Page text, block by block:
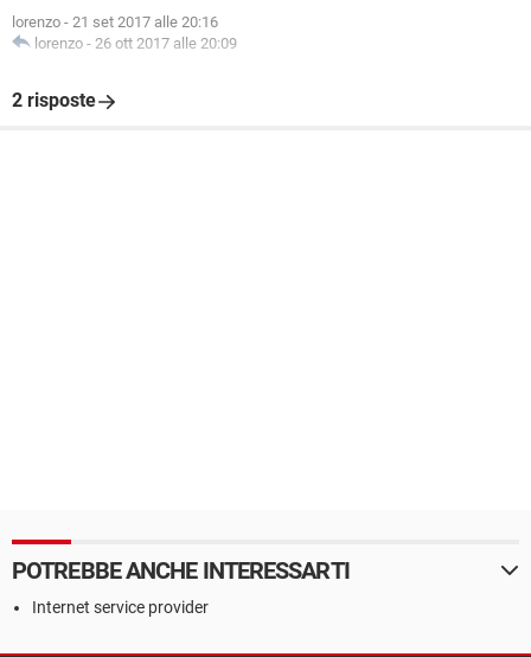
lorenzo - 21 set 2017 alle 20:16
lorenzo - 26 ott 2017 alle 20:09
2 risposte
POTREBBE ANCHE INTERESSARTI
Internet service provider